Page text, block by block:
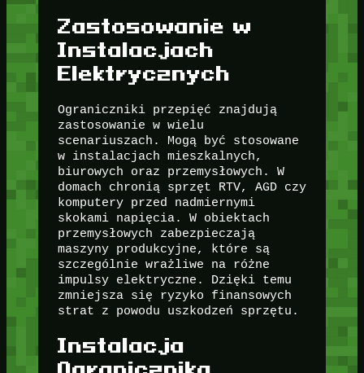
Zastosowanie w
Instalacjach
Elektrycznych
Ograniczniki przepięć znajdują
zastosowanie w wielu
scenariuszach. Mogą być stosowane
w instalacjach mieszkalnych,
biurowych oraz przemysłowych. W
domach chronią sprzęt RTV, AGD czy
komputery przed nadmiernymi
skokami napięcia. W obiektach
przemysłowych zabezpieczają
maszyny produkcyjne, które są
szczególnie wrażliwe na różne
impulsy elektryczne. Dzięki temu
zmniejsza się ryzyko finansowych
strat z powodu uszkodzeń sprzętu.
Instalacja